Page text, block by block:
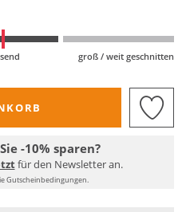
groß / weit geschnitten
-10% sparen?
für den Newsletter an.
Gutscheinbedingungen.